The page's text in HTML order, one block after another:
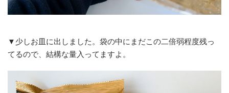
▼少しお皿に出しました。袋の中にまだこの二倍弱程度残っ
てるので、結構な量入ってますよ。